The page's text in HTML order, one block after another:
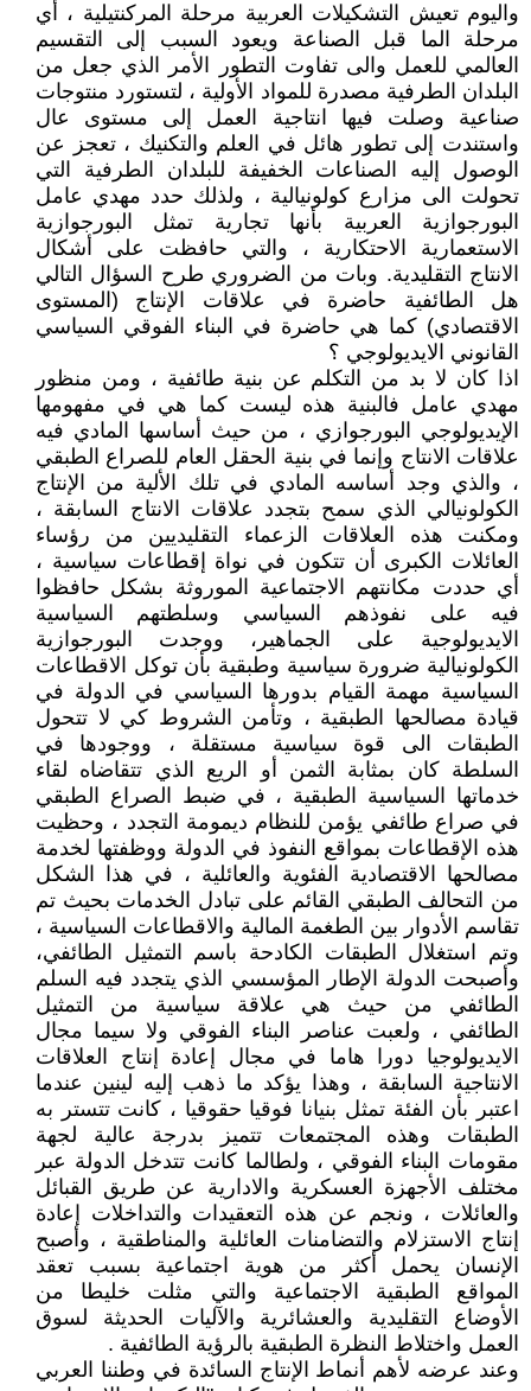
واليوم تعيش التشكيلات العربية مرحلة المركنتيلية ، أي
مرحلة الما قبل الصناعة ويعود السبب إلى التقسيم
العالمي للعمل والى تفاوت التطور الأمر الذي جعل من
البلدان الطرفية مصدرة للمواد الأولية ، لتستورد منتوجات
صناعية وصلت فيها انتاجية العمل إلى مستوى عال
واستندت إلى تطور هائل في العلم والتكنيك ، تعجز عن
الوصول إليه الصناعات الخفيفة للبلدان الطرفية التي
تحولت الى مزارع كولونيالية ، ولذلك حدد مهدي عامل
البورجوازية العربية بأنها تجارية تمثل البورجوازية
الاستعمارية الاحتكارية ، والتي حافظت على أشكال
الانتاج التقليدية. وبات من الضروري طرح السؤال التالي
هل الطائفية حاضرة في علاقات الإنتاج (المستوى
الاقتصادي) كما هي حاضرة في البناء الفوقي السياسي
القانوني الايديولوجي ؟
اذا كان لا بد من التكلم عن بنية طائفية ، ومن منظور
مهدي عامل فالبنية هذه ليست كما هي في مفهومها
الإيديولوجي البورجوازي ، من حيث أساسها المادي فيه
علاقات الانتاج وإنما في بنية الحقل العام للصراع الطبقي
، والذي وجد أساسه المادي في تلك الألية من الإنتاج
الكولونيالي الذي سمح بتجدد علاقات الانتاج السابقة ،
ومكنت هذه العلاقات الزعماء التقليديين من رؤساء
العائلات الكبرى أن تتكون في نواة إقطاعات سياسية ،
أي حددت مكانتهم الاجتماعية الموروثة بشكل حافظوا
فيه على نفوذهم السياسي وسلطتهم السياسية
الايديولوجية على الجماهير، ووجدت البورجوازية
الكولونيالية ضرورة سياسية وطبقية بأن توكل الاقطاعات
السياسية مهمة القيام بدورها السياسي في الدولة في
قيادة مصالحها الطبقية ، وتأمن الشروط كي لا تتحول
الطبقات الى قوة سياسية مستقلة ، ووجودها في
السلطة كان بمثابة الثمن أو الريع الذي تتقاضاه لقاء
خدماتها السياسية الطبقية ، في ضبط الصراع الطبقي
في صراع طائفي يؤمن للنظام ديمومة التجدد ، وحظيت
هذه الإقطاعات بمواقع النفوذ في الدولة ووظفتها لخدمة
مصالحها الاقتصادية الفئوية والعائلية ، في هذا الشكل
من التحالف الطبقي القائم على تبادل الخدمات بحيث تم
تقاسم الأدوار بين الطغمة المالية والاقطاعات السياسية ،
وتم استغلال الطبقات الكادحة باسم التمثيل الطائفي،
وأصبحت الدولة الإطار المؤسسي الذي يتجدد فيه السلم
الطائفي من حيث هي علاقة سياسية من التمثيل
الطائفي ، ولعبت عناصر البناء الفوقي ولا سيما مجال
الايديولوجيا دورا هاما في مجال إعادة إنتاج العلاقات
الانتاجية السابقة ، وهذا يؤكد ما ذهب إليه لينين عندما
اعتبر بأن الفئة تمثل بنيانا فوقيا حقوقيا ، كانت تتستر به
الطبقات وهذه المجتمعات تتميز بدرجة عالية لجهة
مقومات البناء الفوقي ، ولطالما كانت تتدخل الدولة عبر
مختلف الأجهزة العسكرية والادارية عن طريق القبائل
والعائلات ، ونجم عن هذه التعقيدات والتداخلات إعادة
إنتاج الاستزلام والتضامنات العائلية والمناطقية ، وأصبح
الإنسان يحمل أكثر من هوية اجتماعية بسبب تعقد
المواقع الطبقية الاجتماعية والتي مثلت خليطا من
الأوضاع التقليدية والعشائرية والآليات الحديثة لسوق
العمل واختلاط النظرة الطبقية بالرؤية الطائفية .
وعند عرضه لأهم أنماط الإنتاج السائدة في وطننا العربي